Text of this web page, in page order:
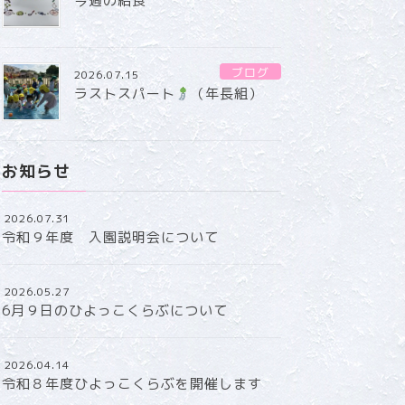
2026.07.15 ブログ
ラストスパート （年長組）
お知らせ
2026.07.31
令和９年度 入園説明会について
2026.05.27
6月９日のひよっこくらぶについて
2026.04.14
令和８年度ひよっこくらぶを開催します